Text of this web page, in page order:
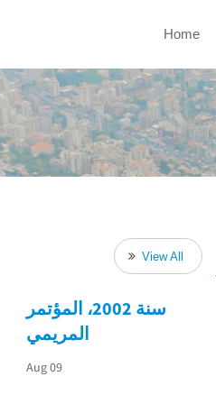
Home
View All
سنة 2002، المؤتمر
المريمي
Aug 09